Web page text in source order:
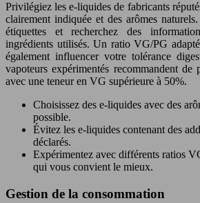
Privilégiez les e-liquides de fabricants
clairement indiquée et des arômes
étiquettes et recherchez des
ingrédients utilisés. Un ratio VG/PG
également influencer votre tolérance
vapoteurs expérimentés recommandent
avec une teneur en VG supérieure à 50%.
Choisissez des e-liquides avec des
possible.
Évitez les e-liquides contenant des
déclarés.
Expérimentez avec différents ratios
qui vous convient le mieux.
Gestion de la consommation